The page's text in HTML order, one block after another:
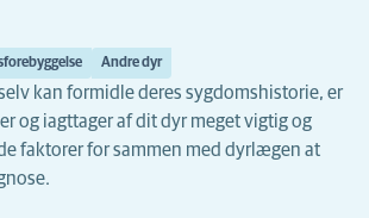
Andre dyr
kan formidle deres sygdomshistorie, er
og iagttager af dit dyr meget vigtig og
faktorer for sammen med dyrlægen at